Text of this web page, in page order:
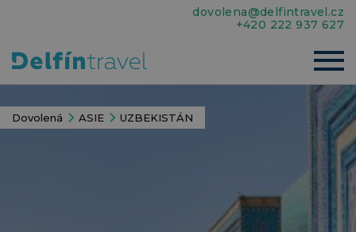
dovolena@delfintravel.cz
+420 222 937 627
Dovolená ASIE UZBEKISTÁN